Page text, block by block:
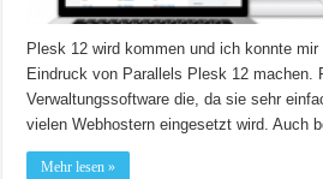
Plesk 12 wird kommen und ich konnte
Eindruck von Parallels Plesk 12 machen.
Verwaltungssoftware die, da sie sehr
vielen Webhostern eingesetzt wird. Auch
Mehr lesen »